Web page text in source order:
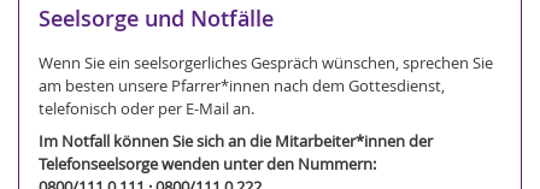
Seelsorge und Notfälle
Wenn Sie ein seelsorgerliches Gespräch wünschen, sprechen Sie
am besten unsere Pfarrer*innen nach dem Gottesdienst,
telefonisch oder per E-Mail an.
Im Notfall können Sie sich an die Mitarbeiter*innen der
Telefonseelsorge wenden unter den Nummern: